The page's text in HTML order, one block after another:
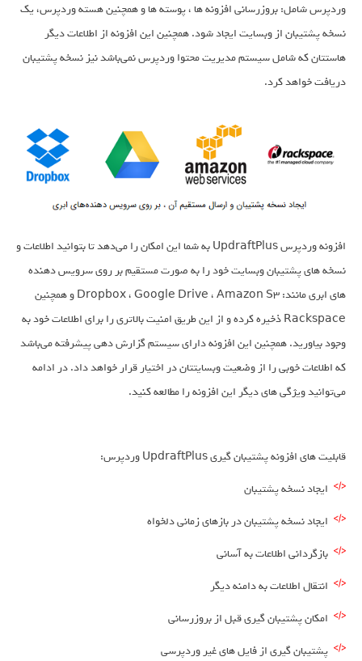
وردپرس شامل: بروزرسانی افزونه ها ، پوسته ها و همچنین هسته وردپرس، یک
نسخه پشتیبان از وبسایت ایجاد شود. همچنین این افزونه از اطلاعات دیگر
هاستتان که شامل سیستم مدیریت محتوا وردپرس نمی‌باشد نیز نسخه پشتیبان
دریافت خواهد کرد.
افزونه وردپرس UpdraftPlus به شما این امکان را می‌دهد تا بتوانید اطلاعات و
نسخه های پشتیبان وبسایت خود را به صورت مستقیم بر روی سرویس دهنده
های ابری مانند: Dropbox ، Google Drive ، Amazon S3 و همچنین
Rackspace ذخیره کرده و از این طریق امنیت بالاتری را برای اطلاعات خود به
وجود بیاورید. همچنین این افزونه دارای سیستم گزارش دهی پیشرفته می‌باشد
که اطلاعات خوبی را از وضعیت وبسایتتان در اختیار قرار خواهد داد. در ادامه
می‌توانید ویژگی های دیگر این افزونه را مطالعه کنید.
قابلیت های افزونه پشتیبان گیری UpdraftPlus وردپرس:
ایجاد نسخه پشتیبان
ایجاد نسخه پشتیبان در بازهای زمانی دلخواه
بازگردانی اطلاعات به آسانی
انتقال اطلاعات به دامنه دیگر
امکان پشتیبان گیری قبل از بروزرسانی
پشتیبان گیری از فایل های غیر وردپرسی